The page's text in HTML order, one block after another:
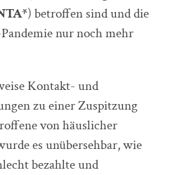
) betroffen sind und die
nur noch mehr
Kontakt- und
zu einer Zuspitzung
von häuslicher
es unübersehbar, wie
bezahlte und